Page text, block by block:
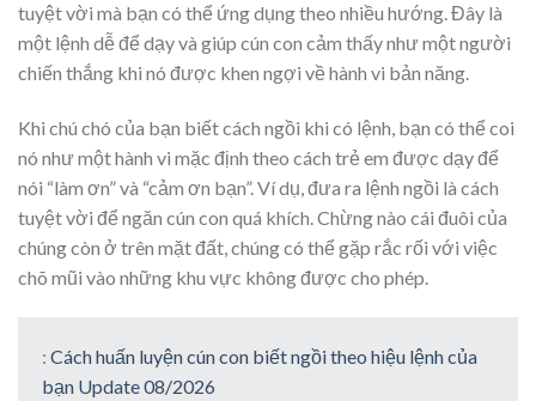
tuyệt vời mà bạn có thể ứng dụng theo nhiều hướng. Đây là
một lệnh dễ để dạy và giúp cún con cảm thấy như một người
chiến thắng khi nó được khen ngợi về hành vi bản năng.
Khi chú chó của bạn biết cách ngồi khi có lệnh, bạn có thể coi
nó như một hành vi mặc định theo cách trẻ em được dạy để
nói “làm ơn” và “cảm ơn bạn”. Ví dụ, đưa ra lệnh ngồi là cách
tuyệt vời để ngăn cún con quá khích. Chừng nào cái đuôi của
chúng còn ở trên mặt đất, chúng có thể gặp rắc rối với việc
chõ mũi vào những khu vực không được cho phép.
: Cách huấn luyện cún con biết ngồi theo hiệu lệnh của
bạn Update 08/2026